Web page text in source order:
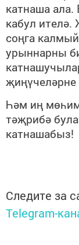
катнаша ала.
кабул
соңга
урыннарны
җиңүчеләрне
Һәм иң
тәҗрибә
катнашабыз!
Следите за
Telegram-